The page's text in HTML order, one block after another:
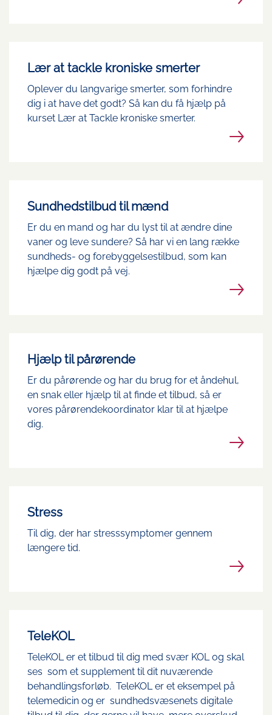
Lær at tackle kroniske smerter
Oplever du langvarige smerter, som forhindre
dig i at have det godt? Så kan du få hjælp på
kurset Lær at Tackle kroniske smerter.
Sundhedstilbud til mænd
Er du en mand og har du lyst til at ændre dine
vaner og leve sundere? Så har vi en lang række
sundheds- og forebyggelsestilbud, som kan
hjælpe dig godt på vej.
Hjælp til pårørende
Er du pårørende og har du brug for et åndehul,
en snak eller hjælp til at finde et tilbud, så er
vores pårørendekoordinator klar til at hjælpe
dig.
Stress
Til dig, der har stresssymptomer gennem
længere tid.
TeleKOL
TeleKOL er et tilbud til dig med svær KOL og skal
ses som et supplement til dit nuværende
behandlingsforløb. TeleKOL er et eksempel på
telemedicin og er sundhedsvæsenets digitale